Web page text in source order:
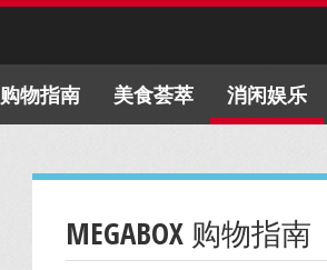
购物指南 美食荟萃 消闲娱乐
MEGABOX 购物指南